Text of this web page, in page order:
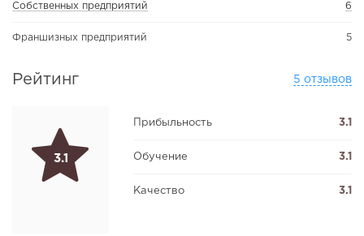
Собственных предприятий 6
Франшизных предприятий 5
Рейтинг 5 отзывов
3.1
Прибыльность 3.1
Обучение 3.1
Качество 3.1